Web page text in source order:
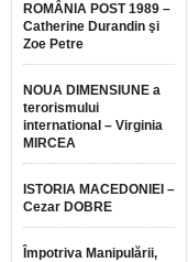
ROMÂNIA POST 1989 –
Catherine Durandin şi
Zoe Petre
NOUA DIMENSIUNE a
terorismului
international – Virginia
MIRCEA
ISTORIA MACEDONIEI –
Cezar DOBRE
Împotriva Manipulării,